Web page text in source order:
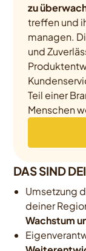
zu
treffen und
managen.
und
Teil einer
Menschen
DAS SIND
Umsetzung
deiner
Wachstum